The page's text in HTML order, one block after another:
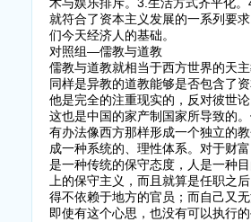
就符合了资本主义发展的一系列要
们今天经济人的基础。
对照组—儒教与道教
儒教与道教就相当于西方世界的天
同样是异教的道教能够是否包含了
他是完全的注重现实的，反对彼世
这也是中国的家产制国家所导致的
有办法像西方那样形成一个独立的
成一种系统的、理性体系。对于财
是一种传统的保守态度，人是一种
上的保守主义，而且就算是任职之
得不依赖于地方的官员；而自己又
即使有这个心思，也没有可以执行